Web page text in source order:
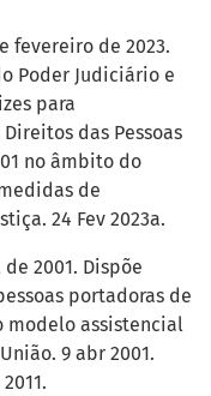
fevereiro de 2023.
Poder Judiciário e
para
das Pessoas
no âmbito do
de
24 Fev 2023a.
2001. Dispõe
portadoras de
modelo assistencial
9 abr 2001.